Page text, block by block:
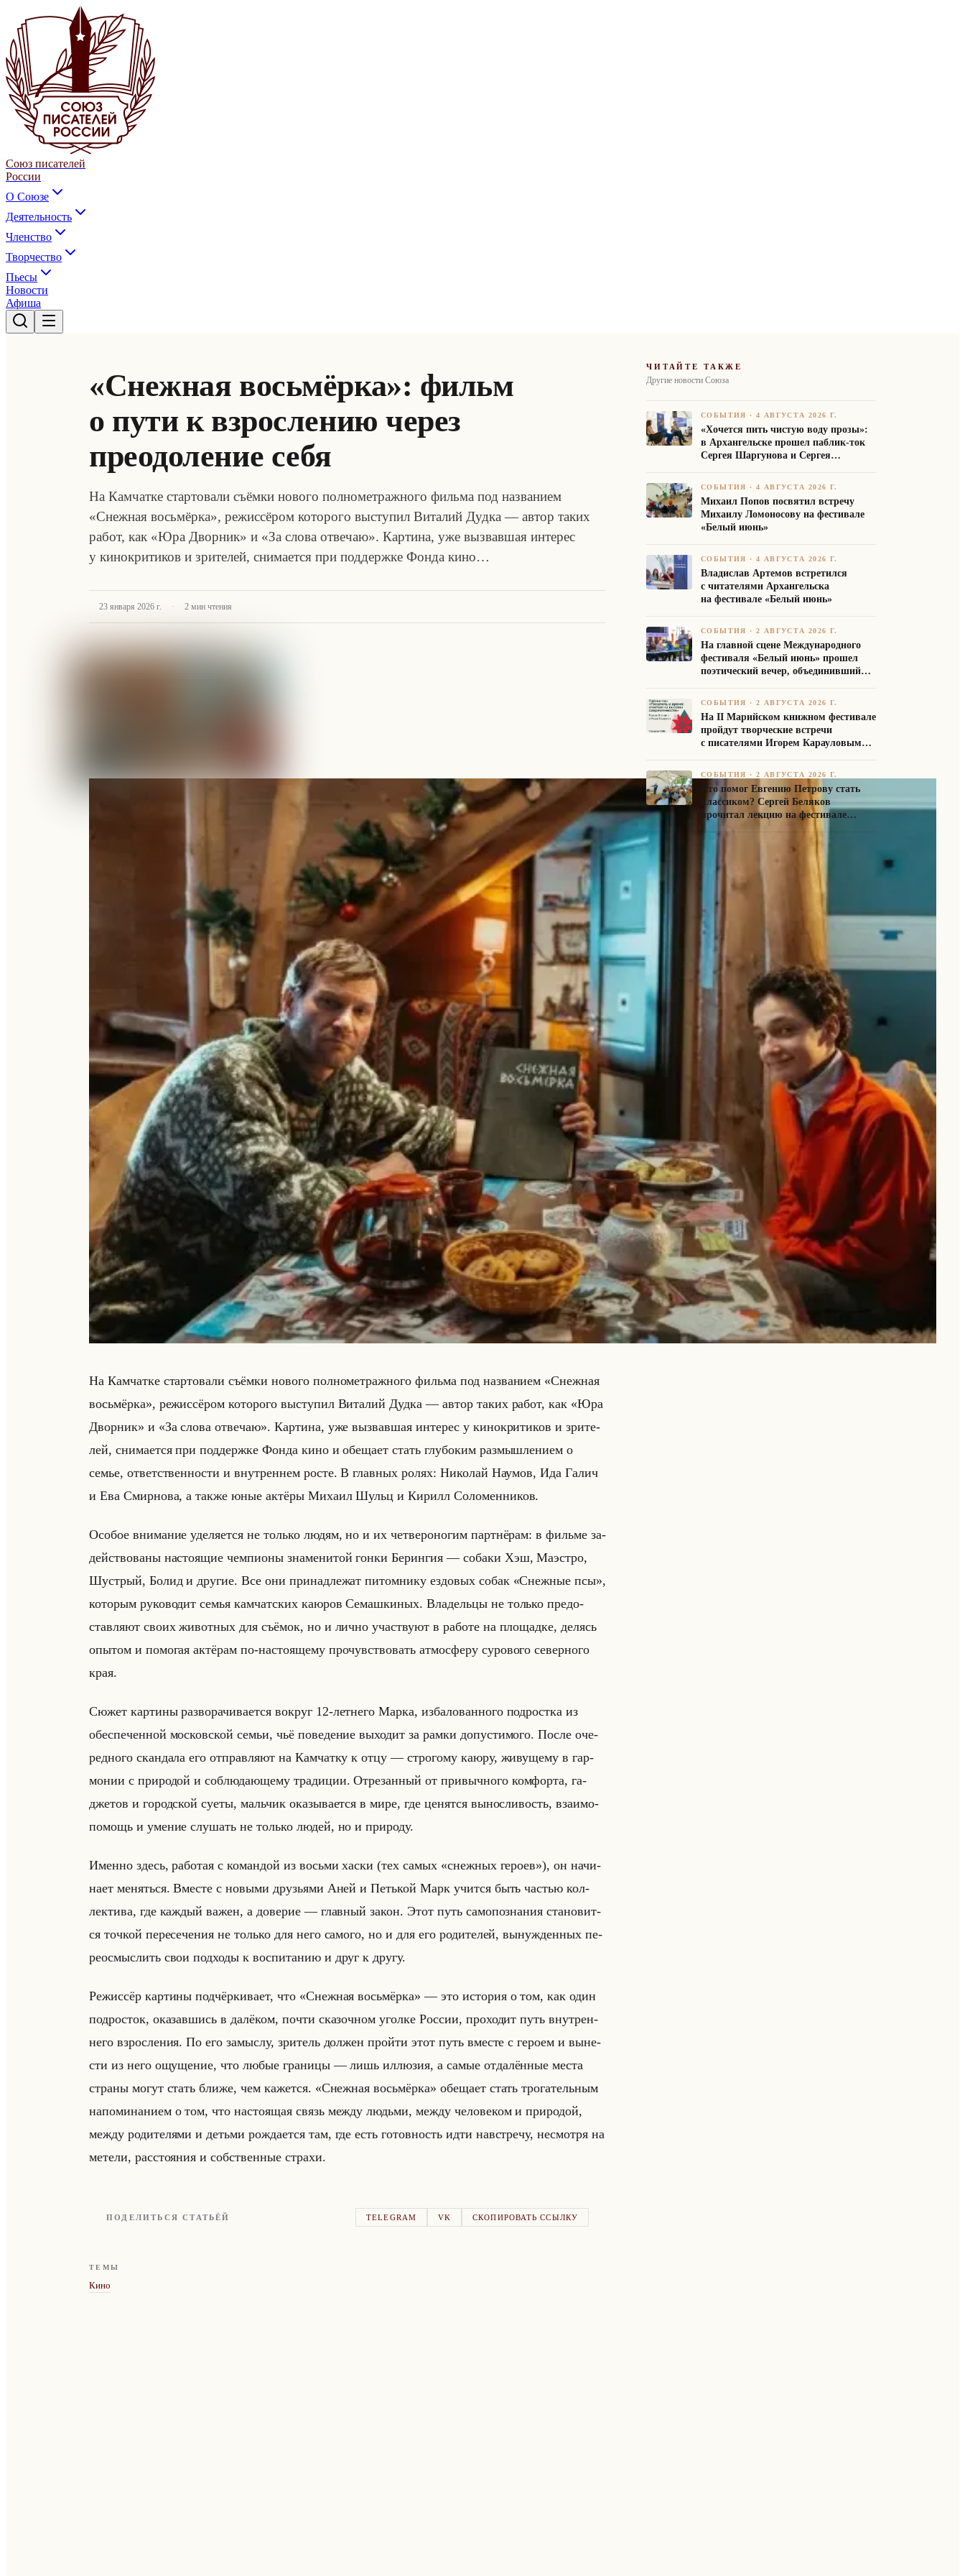
Союз писателей
России
О Союзе
Деятельность
Членство
Творчество
Пьесы
Новости
Афиша
«Снежная восьмёрка»: фильм
о пути к взрослению через
преодоление себя
На Камчатке стартовали съёмки нового полнометражного фильма под названием
«Снежная восьмёрка», режиссёром которого выступил Виталий Дудка — автор таких
работ, как «Юра Дворник» и «За слова отвечаю». Картина, уже вызвавшая интерес
у кинокритиков и зрителей, снимается при поддержке Фонда кино…
23 января 2026 г. · 2 мин чтения
На Кам­чат­ке стар­то­ва­ли съём­ки но­во­го пол­но­мет­раж­но­го фильма под на­зва­ни­ем «Снежная
восьмёрка», ре­жис­сё­ром ко­то­ро­го вы­сту­пил Ви­та­лий Дудка — автор таких работ, как «Юра
Дворник» и «За слова отвечаю». Кар­ти­на, уже вы­звав­шая ин­те­рес у ки­но­кри­ти­ков и зри­те­
лей, сни­ма­ет­ся при под­держ­ке Фонда кино и обе­ща­ет стать глу­бо­ким раз­мыш­ле­ни­ем о
семье, от­вет­ствен­но­сти и внут­рен­нем росте. В глав­ных ролях: Ни­ко­лай На­умов, Ида Галич
и Ева Смир­но­ва, а также юные ак­тё­ры Ми­ха­ил Шульц и Ки­рилл Со­ло­мен­ни­ков.
Осо­бое вни­ма­ние уде­ля­ет­ся не только людям, но и их чет­ве­ро­но­гим парт­нё­рам: в фильме за­
действо­ва­ны на­сто­ящие чем­пи­оны зна­ме­ни­той гонки Бе­рин­гия — со­ба­ки Хэш, Ма­эст­ро,
Шуст­рый, Болид и дру­гие. Все они при­над­ле­жат пи­том­ни­ку ез­до­вых собак «Снежные псы»,
ко­то­рым ру­ко­во­дит семья кам­чат­ских ка­юров Се­маш­ки­ных. Вла­дельцы не только предо­
став­ля­ют своих жи­вот­ных для съё­мок, но и лично участ­ву­ют в ра­бо­те на пло­щад­ке, де­лясь
опы­том и по­мо­гая ак­тё­рам по-на­сто­яще­му про­чув­ство­вать ат­мо­сфе­ру су­ро­во­го се­вер­но­го
края.
Сюжет кар­ти­ны раз­во­ра­чи­ва­ет­ся во­круг 12-лет­не­го Марка, из­ба­ло­ван­но­го под­рост­ка из
обес­пе­чен­ной мос­ков­ской семьи, чьё по­ве­де­ние вы­хо­дит за рамки до­пу­сти­мо­го. После оче­
ред­но­го скан­да­ла его от­прав­ля­ют на Кам­чат­ку к отцу — стро­го­му каюру, жи­ву­ще­му в гар­
мо­нии с при­ро­дой и со­блю­да­юще­му тра­ди­ции. От­ре­зан­ный от при­выч­но­го ком­фор­та, га­
дже­тов и го­род­ской суеты, мальчик ока­зы­ва­ет­ся в мире, где це­нят­ся вы­нос­ли­вость, вза­имо­
по­мощь и уме­ние слу­шать не только людей, но и при­ро­ду.
Имен­но здесь, ра­бо­тая с ко­ман­дой из восьми хаски (тех самых «снежных героев»), он на­чи­
на­ет ме­няться. Вме­сте с но­вы­ми дру­зья­ми Аней и Петькой Марк учит­ся быть ча­стью кол­
лек­ти­ва, где каж­дый важен, а до­ве­рие — глав­ный закон. Этот путь са­мо­по­зна­ния ста­но­вит­
ся точ­кой пе­ре­се­че­ния не только для него са­мо­го, но и для его ро­ди­те­лей, вы­нуж­ден­ных пе­
ре­осмыс­лить свои под­хо­ды к вос­пи­та­нию и друг к другу.
Ре­жис­сёр кар­ти­ны под­чёр­ки­ва­ет, что «Снежная восьмёрка» — это ис­то­рия о том, как один
под­ро­сток, ока­зав­шись в да­лё­ком, почти ска­зоч­ном угол­ке Рос­сии, про­хо­дит путь внут­рен­
не­го взрос­ле­ния. По его за­мыс­лу, зри­тель дол­жен пройти этот путь вме­сте с ге­ро­ем и вы­не­
сти из него ощу­ще­ние, что любые гра­ни­цы — лишь ил­лю­зия, а самые от­да­лён­ные места
стра­ны могут стать ближе, чем ка­жет­ся. «Снежная восьмёрка» обе­ща­ет стать тро­га­тельным
на­по­ми­на­ни­ем о том, что на­сто­ящая связь между людьми, между че­ло­ве­ком и при­ро­дой,
между ро­ди­те­ля­ми и детьми рож­да­ет­ся там, где есть го­тов­ность идти на­встречу, несмот­ря на
ме­те­ли, рас­сто­яния и соб­ствен­ные стра­хи.
ПОДЕЛИТЬСЯ СТАТЬЁЙ TELEGRAM VK СКОПИРОВАТЬ ССЫЛКУ
ТЕМЫ
Кино
ЧИТАЙТЕ ТАКЖЕ
Другие новости Союза
СОБЫТИЯ ·4 АВГУСТА 2026 Г.
«Хочется пить чистую воду прозы»:
в Архангельске прошел паблик-ток
Сергея Шаргунова и Сергея
СОБЫТИЯ ·4 АВГУСТА 2026 Г.
Михаил Попов посвятил встречу
Михаилу Ломоносову на фестивале
«Белый июнь»
СОБЫТИЯ ·4 АВГУСТА 2026 Г.
Владислав Артемов встретился
с читателями Архангельска
на фестивале «Белый июнь»
СОБЫТИЯ ·2 АВГУСТА 2026 Г.
На главной сцене Международного
фестиваля «Белый июнь» прошел
поэтический вечер, объединивший
СОБЫТИЯ ·2 АВГУСТА 2026 Г.
На II Марийском книжном фестивале
пройдут творческие встречи
с писателями Игорем Карауловым
СОБЫТИЯ ·2 АВГУСТА 2026 Г.
Кто помог Евгению Петрову стать
классиком? Сергей Беляков
прочитал лекцию на фестивале